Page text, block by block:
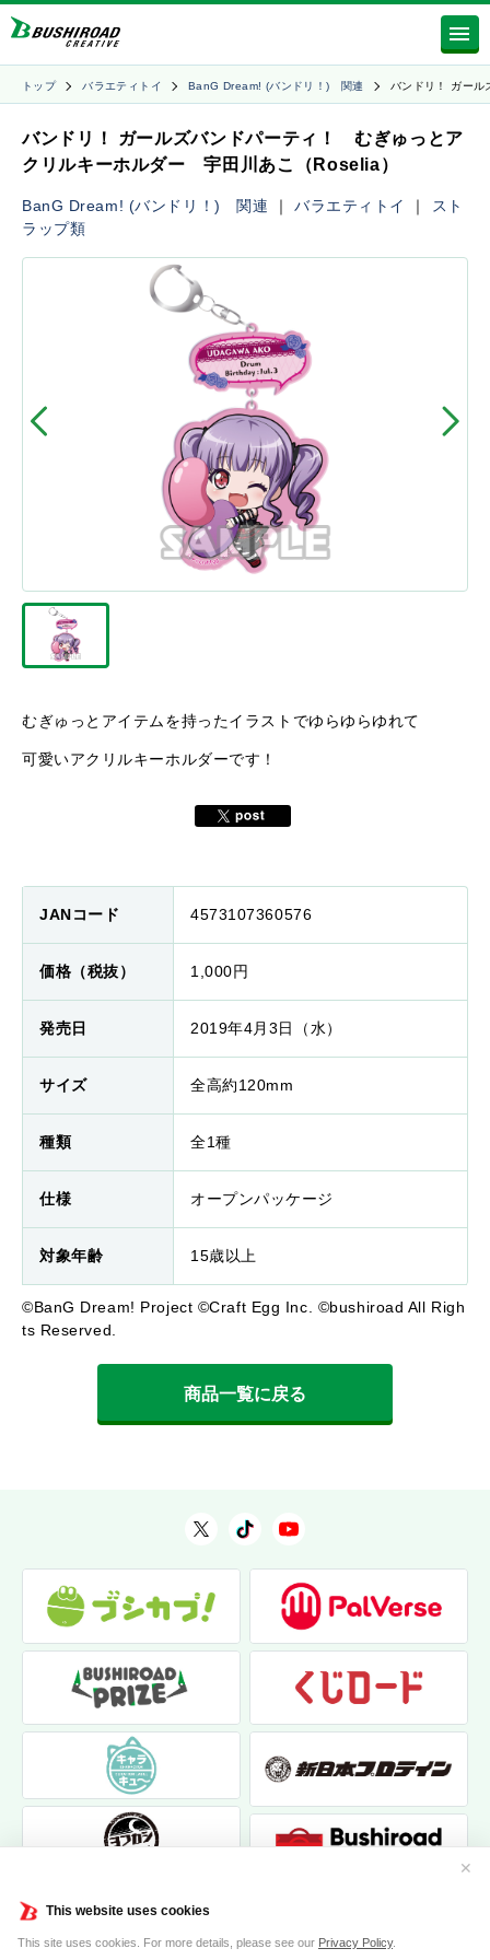
This website uses cookies
This site uses cookies. For more details, please see our Privacy Policy.
✕
トップ バラエティトイ BanG Dream! (バンドリ！) 関連 バンドリ！ ガー
バンドリ！ ガールズバンドパーティ！ むぎゅっとア
クリルキーホルダー 宇田川あこ（Roselia）
BanG Dream! (バンドリ！) 関連 ｜バラエティトイ ｜
スト
ラップ類
むぎゅっとアイテムを持ったイラストでゆらゆらゆれて
可愛いアクリルキーホルダーです！
JANコード 4573107360576
価格（税抜） 1,000円
発売日 2019年4月3日（水）
サイズ 全高約120mm
種類 全1種
仕様 オープンパッケージ
対象年齢 15歳以上
©BanG Dream! Project ©Craft Egg Inc. ©bushiroad All Righ
ts Reserved.
商品一覧に戻る